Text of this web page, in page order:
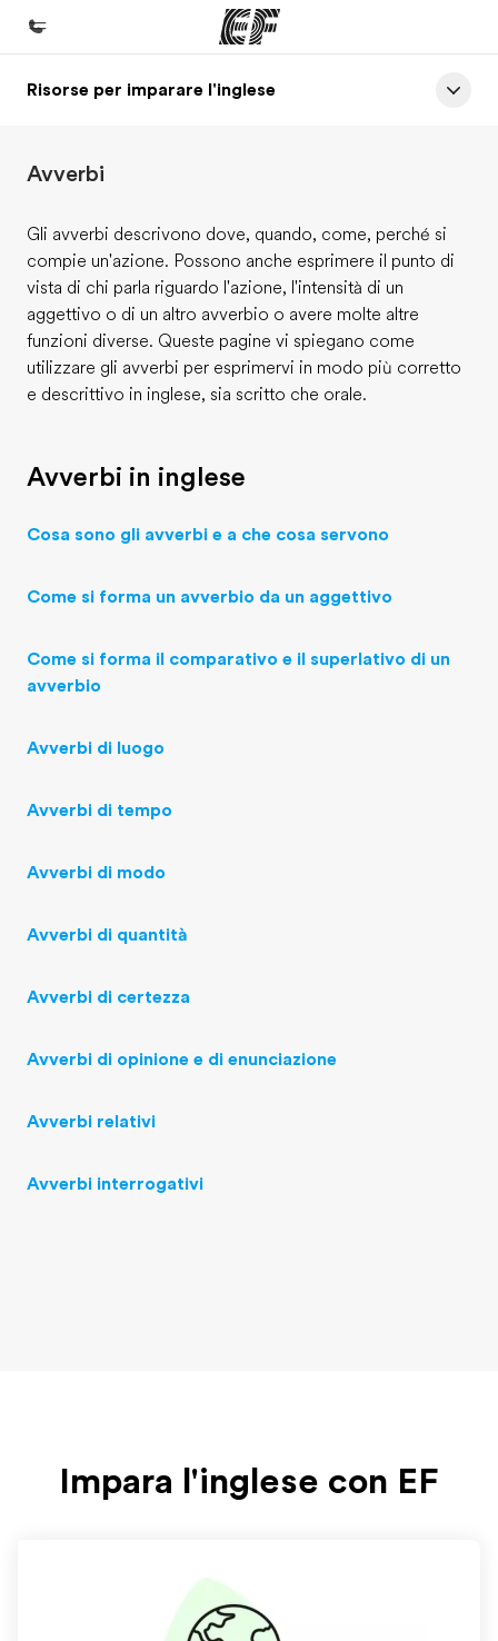
Homepage
Programmi
Uffici
Trova l'ufficio più vicino
Chi siamo
La nostra organizzazione
Lavora con noi
Risorse per imparare l'inglese
Avverbi
Gli avverbi descrivono dove, quando, come, perché si
compie un'azione. Possono anche esprimere il punto di
vista di chi parla riguardo l'azione, l'intensità di un
aggettivo o di un altro avverbio o avere molte altre
funzioni diverse. Queste pagine vi spiegano come
utilizzare gli avverbi per esprimervi in modo più corretto
e descrittivo in inglese, sia scritto che orale.
Avverbi in inglese
Cosa sono gli avverbi e a che cosa servono
Come si forma un avverbio da un aggettivo
Come si forma il comparativo e il superlativo di un
avverbio
Avverbi di luogo
Avverbi di tempo
Avverbi di modo
Avverbi di quantità
Avverbi di certezza
Avverbi di opinione e di enunciazione
Avverbi relativi
Avverbi interrogativi
Impara l'inglese con EF